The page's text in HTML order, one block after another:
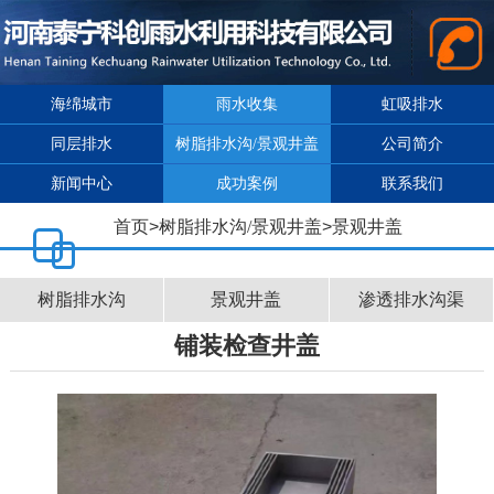
海绵城市 雨水收集 虹吸排水
同层排水 树脂排水沟/景观井盖 公司简介
新闻中心 成功案例 联系我们
首页>树脂排水沟/景观井盖>景观井盖
树脂排水沟 景观井盖 渗透排水沟渠
铺装检查井盖